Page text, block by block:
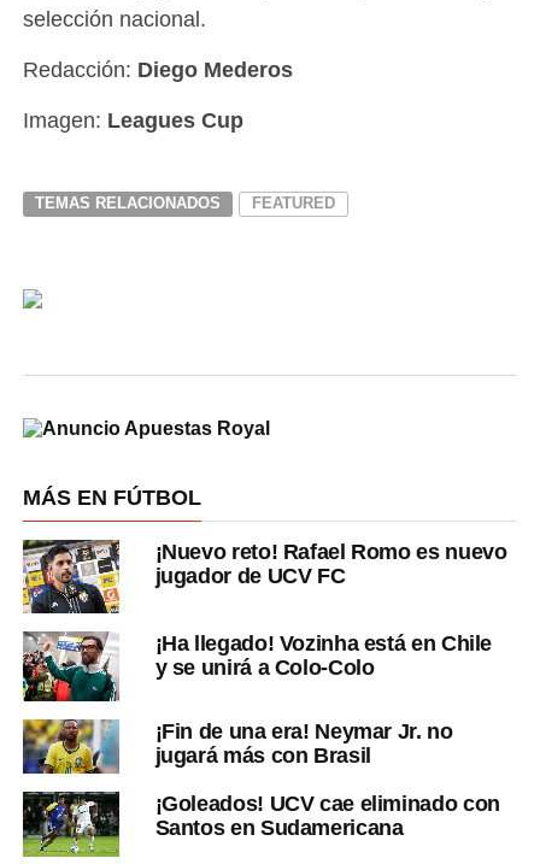
selección nacional.
Redacción: Diego Mederos
Imagen: Leagues Cup
TEMAS RELACIONADOS FEATURED
MÁS EN FÚTBOL
¡Nuevo reto! Rafael Romo es nuevo
jugador de UCV FC
¡Ha llegado! Vozinha está en Chile
y se unirá a Colo-Colo
¡Fin de una era! Neymar Jr. no
jugará más con Brasil
¡Goleados! UCV cae eliminado con
Santos en Sudamericana